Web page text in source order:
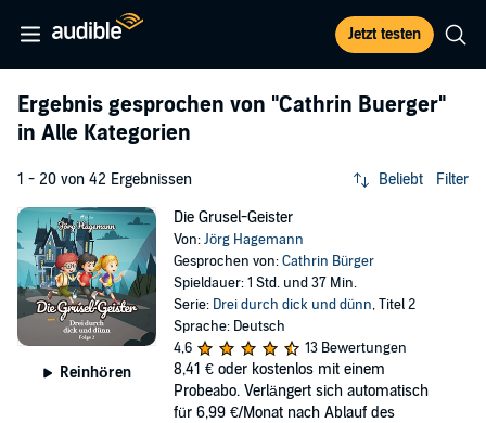
Jetzt testen
Ergebnis gesprochen von "Cathrin Buerger"
in Alle Kategorien
1 - 20 von 42 Ergebnissen Beliebt Filter
Reinhören
Die Grusel-Geister
Von:Jörg Hagemann
Gesprochen von:Cathrin Bürger
Spieldauer: 1 Std. und 37 Min.
Serie: Drei durch dick und dünn, Titel 2
Sprache: Deutsch
4,6
13 Bewertungen
8,41 € oder kostenlos mit einem
Probeabo. Verlängert sich automatisch
für 6,99 €/Monat nach Ablauf des